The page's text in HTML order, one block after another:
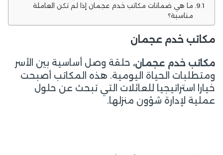
ما هي ضمانات مكاتب خدم عجمان إذا لم تكن العاملة
مناسبة؟
مكاتب خدم عجمان
مكاتب خدم عجمان، حلقة وصل أساسية بين الأسر
ومتطلبات الحياة اليومية. هذه المكاتب أصبحت
خيارا استراتيجيا للعائلات التي تبحث عن حلول
عملية لإدارة شؤون منزلها.